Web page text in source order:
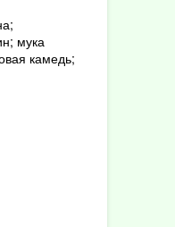
мука
камедь;